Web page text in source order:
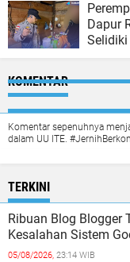
Dapur
Selidiki
KOMENTAR
Komentar sepenuhnya
dalam UU ITE.
TERKINI
Ribuan Blog Blogger
Kesalahan Sistem
05/08/2026, 23:14 WIB